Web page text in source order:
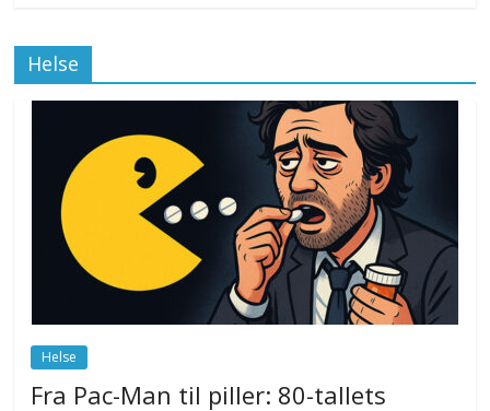
Drone stopper flytrafikken i Stockholm,
ekspert mistenker MDG
november 6, 2025 No Comments
Norge innfører nullvisjon for nedbør
juni 23, 2026 No Comments
Helse
Helse
Fra Pac-Man til piller: 80-tallets